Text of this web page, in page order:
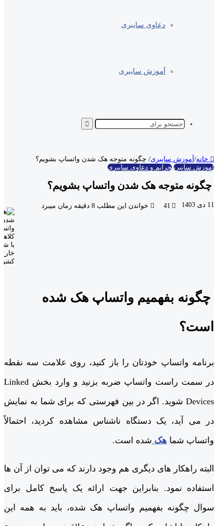
دعاوی سایبری
آموزش سایبری
خانه/آموزش سایبری/چگونه متوجه هک شدن واتساپ بشویم؟
آموزش سایبری جرایم و دعاوی سایبری
چگونه متوجه هک شدن واتساپ بشویم؟
11 دی 1403 41 خواندن این مطلب 8 دقیقه زمان میبرد
چگونه بفهمیم واتساپ هک شده
است؟
برنامه واتساپ خودتان را باز کنید، روی علامت سه نقطه
در سمت راست واتساپ ضربه بزنید و وارد بخش Linked
Devices شوید. اگر در بین فهرستی که برای شما به نمایش
در می ‌آید، یک دستگاه ناشناس مشاهده کردید، احتمالاً
واتساپ شما هک شده است.
البته راهکار های دیگری هم وجود دارند که می ‌توان از آن ها
استفاده نمود. بنابراین جهت ارائه یک پاسخ کامل برای
سوال چگونه بفهمیم واتساپ هک شده، باید به همه این